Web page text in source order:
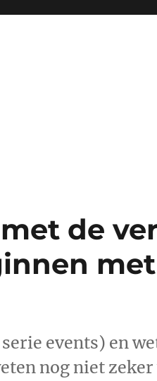
de
events) en
nog niet